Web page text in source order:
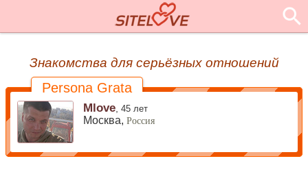
Знакомства для серьёзных отношений
Persona Grata
Mlove ,45 лет
Москва,Россия